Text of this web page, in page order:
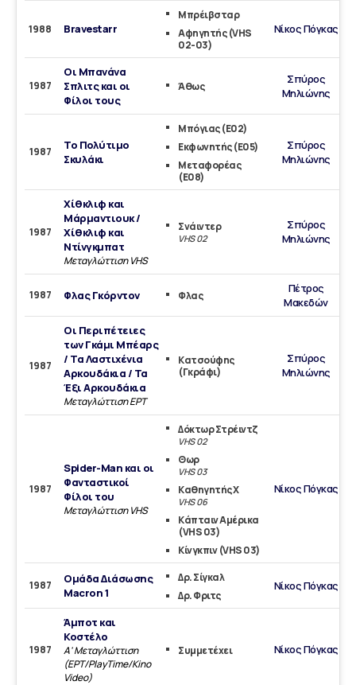
1988 Bravestarr
Μπρέιβσταρ
Aφηγητής (VHS
02-03)
Νίκος Πόγκας
1987
Οι Μπανάνα
Σπλιτς και οι
Φίλοι τους
Άθως
Σπύρος
Μηλιώνης
1987
Το Πολύτιμο
Σκυλάκι
Μπόγιας (Ε02)
Εκφωνητής (Ε05)
Μεταφορέας
(Ε08)
Σπύρος
Μηλιώνης
1987
Χίθκλιφ και
Μάρμαντιουκ /
Χίθκλιφ και
Ντίνγκμπατ
Μεταγλώττιση VHS
Σνάιντερ
VHS 02
Σπύρος
Μηλιώνης
1987 Φλας Γκόρντον Φλας
Πέτρος
Μακεδών
1987
Οι Περιπέτειες
των Γκάμι Μπέαρς
/ Τα Λαστιχένια
Αρκουδάκια / Τα
Έξι Αρκουδάκια
Μεταγλώττιση ΕΡΤ
Κατσούφης
(Γκράφι)
Σπύρος
Μηλιώνης
1987
Spider-Man και οι
Φανταστικοί
Φίλοι του
Μεταγλώττιση VHS
Δόκτωρ Στρέιντζ
VHS 02
Θωρ
VHS 03
Καθηγητής Χ
VHS 06
Κάπταιν Αμέρικα
(VHS 03)
Κίνγκπιν (VHS 03)
Νίκος Πόγκας
1987
Ομάδα Διάσωσης
Macron 1
Δρ. Σίγκαλ
Δρ. Φριτς
Νίκος Πόγκας
1987
Άμποτ και
Κοστέλο
Α' Μεταγλώττιση
(ΕΡΤ/PlayTime/Kino
Video)
Συμμετέχει Νίκος Πόγκας